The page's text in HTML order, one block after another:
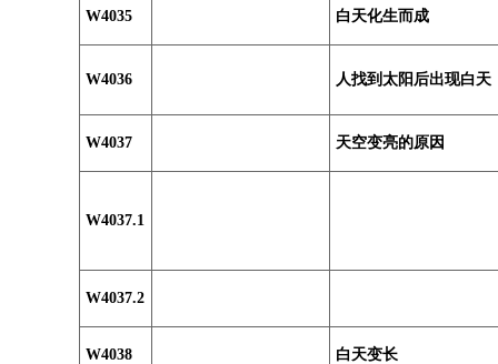
W4035 白天化生而成
W4036 人找到太阳后出现白天
W4037 天空变亮的原因
W4037.1
W4037.2
W4038 白天变长